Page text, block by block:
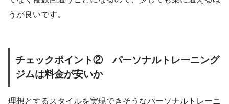
うが良いです。
チェックポイント② パーソナルトレーニング
ジムは料金が安いか
理想とするスタイルを実現できそうなパーソナルトレーニ